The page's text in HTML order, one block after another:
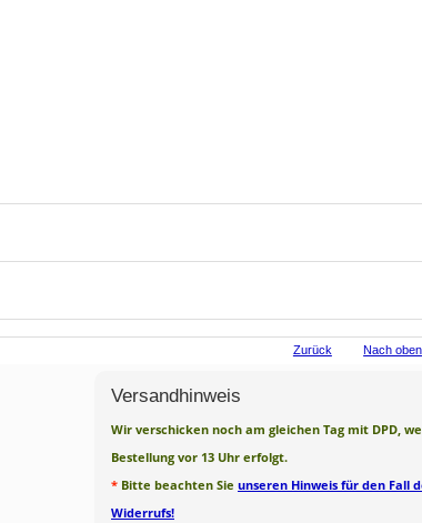
Zurück Nach oben
Versandhinweis
Wir verschicken noch am gleichen Tag mit DPD,
Bestellung vor 13 Uhr erfolgt.
* Bitte beachten Sie unseren Hinweis für den Fall
Widerrufs!